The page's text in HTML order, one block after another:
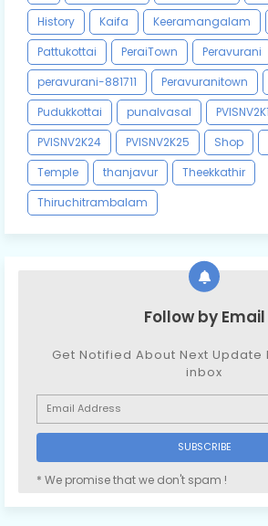
History
Kaifa Keeramangalam
Pattukottai
PeraiTown
Peravurani
peravurani-881711
Peravuranitown
Pudukkottai
punalvasal
PVISNV2K24
PVISNV2K25 Shop
Temple
thanjavur
Theekkathir
Thiruchitrambalam
Follow by Email
Get Notified About Next Update
inbox
* We promise that we don't spam !